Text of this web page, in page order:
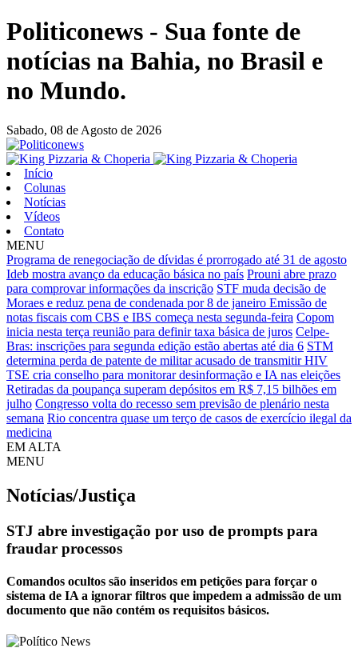
Politiconews - Sua fonte de
notícias na Bahia, no Brasil e
no Mundo.
Sabado, 08 de Agosto de 2026
Início
Colunas
Notícias
Vídeos
Contato
MENU
Programa de renegociação de dívidas é prorrogado até 31 de agosto
Ideb mostra avanço da educação básica no país Prouni abre prazo
para comprovar informações da inscrição STF muda decisão de
Moraes e reduz pena de condenada por 8 de janeiro Emissão de
notas fiscais com CBS e IBS começa nesta segunda-feira Copom
inicia nesta terça reunião para definir taxa básica de juros Celpe-
Bras: inscrições para segunda edição estão abertas até dia 6 STM
determina perda de patente de militar acusado de transmitir HIV
TSE cria conselho para monitorar desinformação e IA nas eleições
Retiradas da poupança superam depósitos em R$ 7,15 bilhões em
julho Congresso volta do recesso sem previsão de plenário nesta
semana Rio concentra quase um terço de casos de exercício ilegal da
medicina
EM ALTA
MENU
Notícias/Justiça
STJ abre investigação por uso de prompts para
fraudar processos
Comandos ocultos são inseridos em petições para forçar o
sistema de IA a ignorar filtros que impedem a admissão de um
documento que não contém os requisitos básicos.